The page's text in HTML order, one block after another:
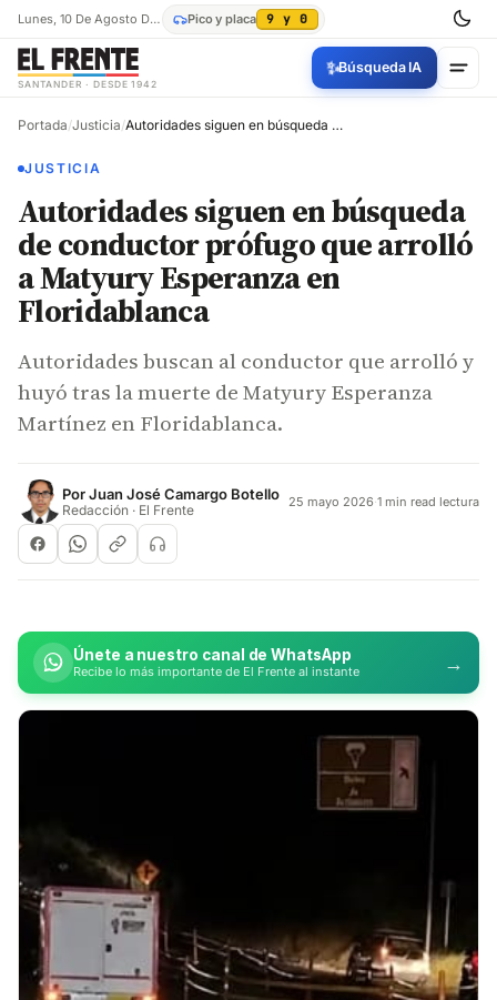
Lunes, 10 De Agosto De 2026 Pico y placa 9 y 0
SANTANDER · DESDE 1942
✨Búsqueda IA
Portada/Justicia/ Autoridades siguen en búsqueda de conductor prófugo que arrolló a Matyury Esperanza en Floridablanca
JUSTICIA
Autoridades siguen en búsqueda
de conductor prófugo que arrolló
a Matyury Esperanza en
Floridablanca
Autoridades buscan al conductor que arrolló y
huyó tras la muerte de Matyury Esperanza
Martínez en Floridablanca.
PorJuan José Camargo Botello
Redacción · El Frente 25 mayo 2026·1 min read lectura
Únete a nuestro canal de WhatsApp
Recibe lo más importante de El Frente al instante →